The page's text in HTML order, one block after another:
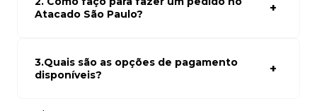
para seu modelo de negócio
Atacado São Paulo?
carrinho. Em seguida, siga as instruções para finalizar a
compra. Se precisar de ajuda, nossa equipe de suporte
está à disposição para auxiliá-lo.
3.Quais são as opções de pagamento
disponíveis?